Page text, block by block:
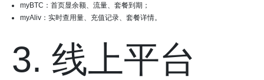
myBTC：首页显余额、流量、套餐到期；
myAliv：实时查用量、充值记录、套餐详情。
3. 线上平台